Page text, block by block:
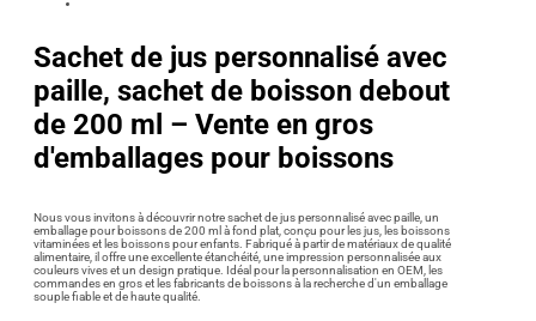
Sachet de jus personnalisé avec
paille, sachet de boisson debout
de 200 ml – Vente en gros
d'emballages pour boissons
Nous vous invitons à découvrir notre sachet de jus personnalisé avec paille, un
emballage pour boissons de 200 ml à fond plat, conçu pour les jus, les boissons
vitaminées et les boissons pour enfants. Fabriqué à partir de matériaux de qualité
alimentaire, il offre une excellente étanchéité, une impression personnalisée aux
couleurs vives et un design pratique. Idéal pour la personnalisation en OEM, les
commandes en gros et les fabricants de boissons à la recherche d'un emballage
souple fiable et de haute qualité.